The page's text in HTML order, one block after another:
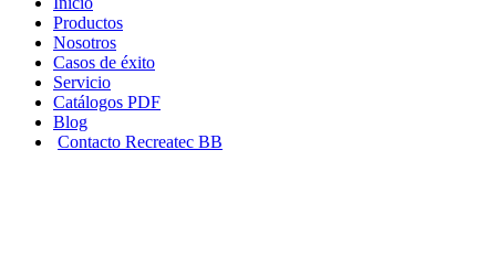
Productos
Nosotros
Casos de éxito
Servicio
Catálogos PDF
Blog
Contacto Recreatec BB